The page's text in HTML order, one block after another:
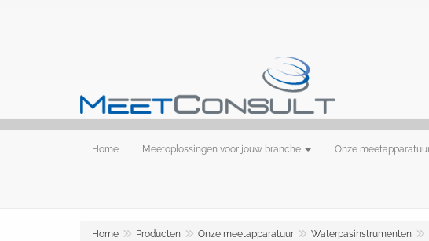
Home Meetoplossingen voor jouw branche Onze
Home Producten Onze meetapparatuur Waterpasinstrumenten